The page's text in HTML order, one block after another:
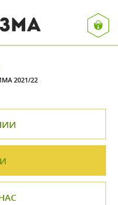
2021/22